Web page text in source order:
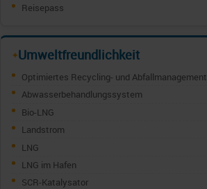
Reisepass
✦Umweltfreundlichkeit
Optimiertes Recycling- und Abfallmanagement
Abwasserbehandlungssystem
Bio-LNG
Landstrom
LNG
LNG im Hafen
SCR-Katalysator